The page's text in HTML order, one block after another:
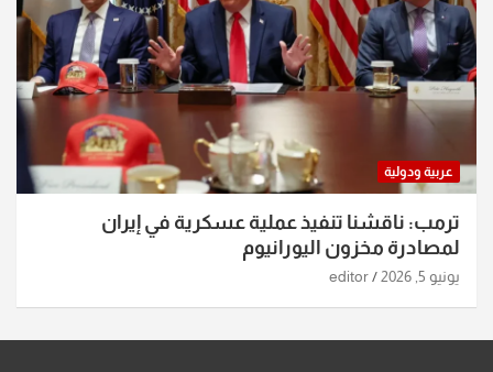
عربية ودولية
ترمب: ناقشنا تنفيذ عملية عسكرية في إيران
لمصادرة مخزون اليورانيوم
يونيو 5, 2026 editor